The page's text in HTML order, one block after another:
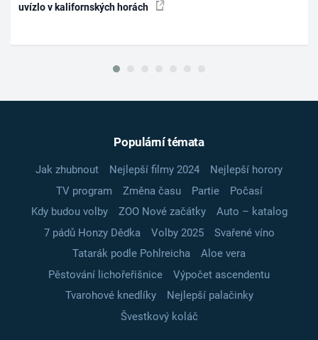
uvízlo v kalifornských horách
Populární témata
Jak zhubnout Nejlepší filmy 2024
Nejlepší horory
TV program
Změna času Partie
Počasí
Kdy budou volby
ZOO Nové začátky
Auto – katalog
7 pádů Honzy Dědka
Volby 2025
Svařené víno
Tatarák podle Pohlreicha
Aloe vera
Pěstování lichořeřišnice
Výpočet ascendentu
Tvarohové knedlíky
Nejlepší palačinky
Švestkový koláč